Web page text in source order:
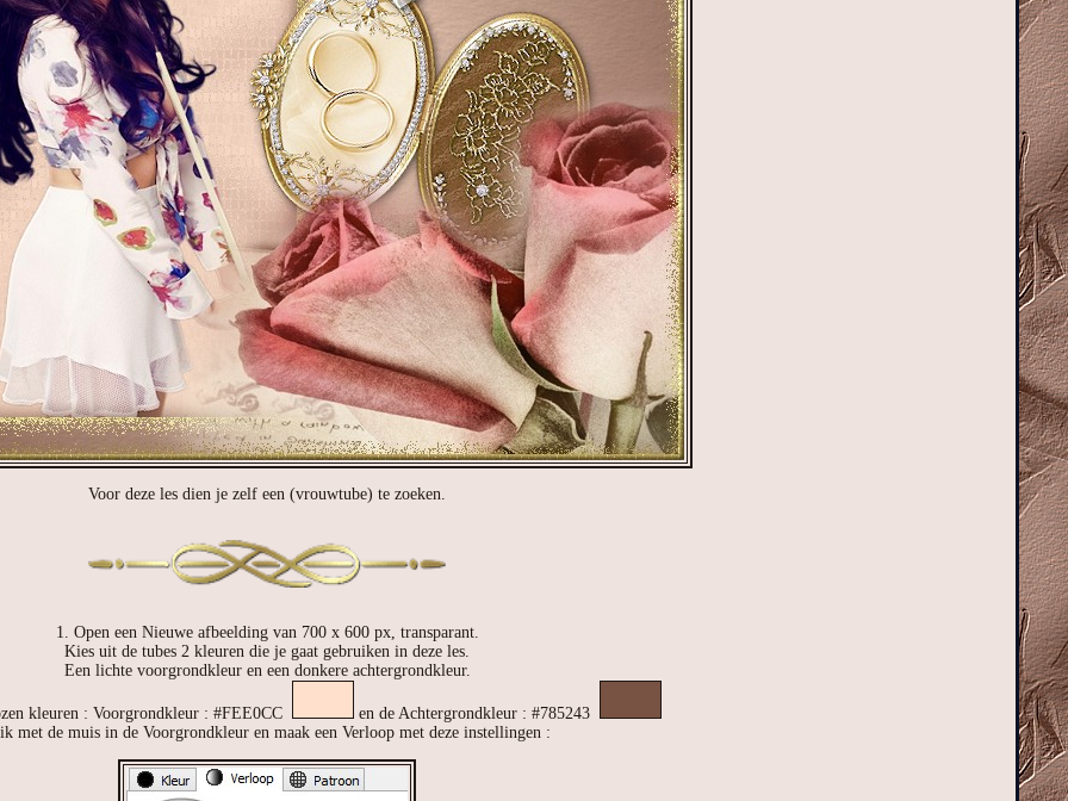
Voor deze les dien je zelf een (vrouwtube) te zoeken.
1. Open een Nieuwe afbeelding van 700 x 600 px, transparant.
Kies uit de tubes 2 kleuren die je gaat gebruiken in deze les.
Een lichte voorgrondkleur en een donkere achtergrondkleur.
kleuren : Voorgrondkleur : #FEE0CC
en de Achtergrondkleur : #785243
met de muis in de Voorgrondkleur en maak een Verloop met deze instellingen :